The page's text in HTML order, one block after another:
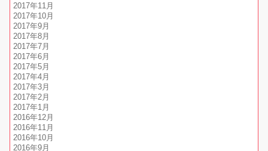
2017年11月
2017年10月
2017年9月
2017年8月
2017年7月
2017年6月
2017年5月
2017年4月
2017年3月
2017年2月
2017年1月
2016年12月
2016年11月
2016年10月
2016年9月